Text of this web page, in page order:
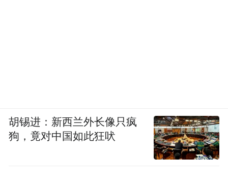
胡锡进：新西兰外长像只疯
狗，竟对中国如此狂吠